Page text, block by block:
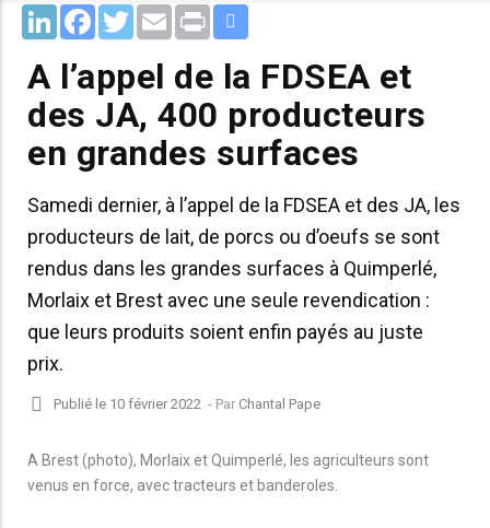
LinkedInFacebookTwitterEmail Print
A l’appel de la FDSEA et
des JA, 400 producteurs
en grandes surfaces
Samedi dernier, à l’appel de la FDSEA et des JA, les
producteurs de lait, de porcs ou d’oeufs se sont
rendus dans les grandes surfaces à Quimperlé,
Morlaix et Brest avec une seule revendication :
que leurs produits soient enfin payés au juste
prix.
Publié le 10 février 2022 - Par Chantal Pape
A Brest (photo), Morlaix et Quimperlé, les agriculteurs sont
venus en force, avec tracteurs et banderoles.